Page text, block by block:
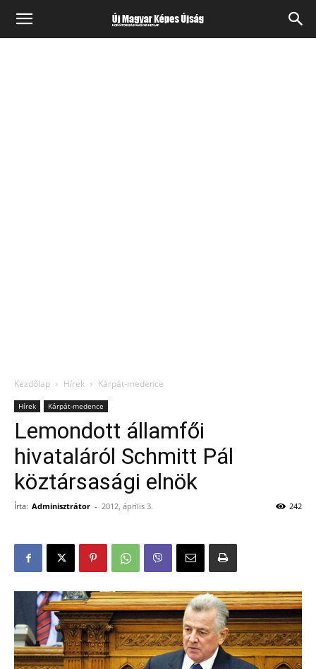
Kezdőlap Hírek Kárpát-medence
Hírek Kárpát-medence
Lemondott államfői
hivataláról Schmitt Pál
köztársasági elnök
Írta: Adminisztrátor - 2012, április 3. 242